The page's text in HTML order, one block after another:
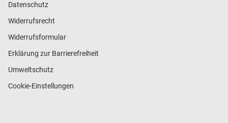
Datenschutz
Widerrufsrecht
Widerrufsformular
Erklärung zur Barrierefreiheit
Umweltschutz
Cookie-Einstellungen